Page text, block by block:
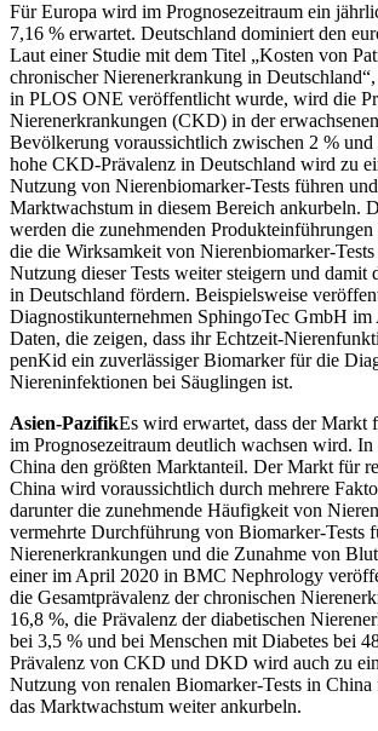
Für Europa wird im Prognosezeitraum ein
7,16 % erwartet. Deutschland dominiert den
Laut einer Studie mit dem Titel „Kosten von
chronischer Nierenerkrankung in
in PLOS ONE veröffentlicht wurde, wird die
Nierenerkrankungen (CKD) in der
Bevölkerung voraussichtlich zwischen 2 %
hohe CKD-Prävalenz in Deutschland wird zu
Nutzung von Nierenbiomarker-Tests führen
Marktwachstum in diesem Bereich ankurbeln.
werden die zunehmenden Produkteinführungen
die die Wirksamkeit von Nierenbiomarker-Tests
Nutzung dieser Tests weiter steigern und damit
in Deutschland fördern. Beispielsweise
Diagnostikunternehmen SphingoTec GmbH im
Daten, die zeigen, dass ihr Echtzeit-
penKid ein zuverlässiger Biomarker für die
Niereninfektionen bei Säuglingen ist.
Asien-PazifikEs wird erwartet, dass der Markt
im Prognosezeitraum deutlich wachsen wird.
China den größten Marktanteil. Der Markt für
China wird voraussichtlich durch mehrere
darunter die zunehmende Häufigkeit von
vermehrte Durchführung von Biomarker-Tests
Nierenerkrankungen und die Zunahme von
einer im April 2020 in BMC Nephrology
die Gesamtprävalenz der chronischen
16,8 %, die Prävalenz der diabetischen
bei 3,5 % und bei Menschen mit Diabetes bei
Prävalenz von CKD und DKD wird auch zu
Nutzung von renalen Biomarker-Tests in
das Marktwachstum weiter ankurbeln.